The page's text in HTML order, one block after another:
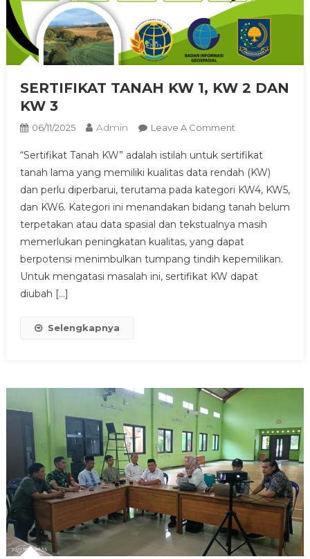
UMKM DESA KLAMPOK : EKSIS BERTAHAN
SERTIFIKAT TANAH KW 1, KW 2 DAN
KW 3
06/11/2025 Admin Leave A CommentOn
TANAH
KW
1,
KW
2
DAN
3
“Sertifikat Tanah KW” adalah istilah untuk sertifikat
tanah lama yang memiliki kualitas data rendah (KW)
dan perlu diperbarui, terutama pada kategori KW4, KW5,
dan KW6. Kategori ini menandakan bidang tanah belum
terpetakan atau data spasial dan tekstualnya masih
memerlukan peningkatan kualitas, yang dapat
berpotensi menimbulkan tumpang tindih kepemilikan.
Untuk mengatasi masalah ini, sertifikat KW dapat
diubah […]
Selengkapnya